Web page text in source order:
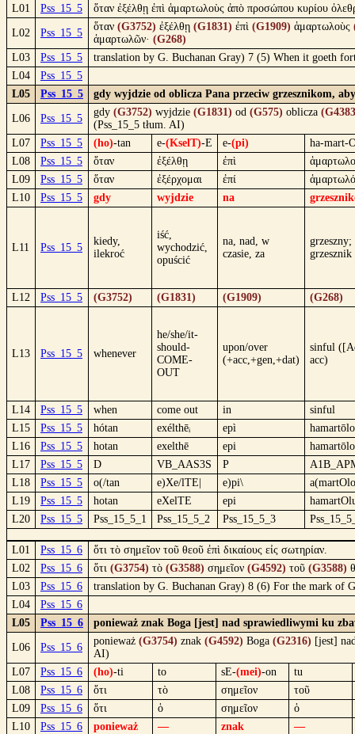
L01 Pss_15_5 ὅταν ἐξέλθῃ ἐπὶ ἁμαρτωλοὺς ἀπὸ προσώπου κυρίου
L02 Pss_15_5
ὅταν (G3752) ἐξέλθῃ (G1831) ἐπὶ (G1909) ἁμαρτωλοὺς
ἁμαρτωλῶν· (G268)
L03
Pss_15_5
translation by G. Buchanan Gray) 7 (5) When it goeth
L04
Pss_15_5
L05
Pss_15_5 gdy wyjdzie od oblicza Pana przeciw grzesznikom,
L06 Pss_15_5
gdy (G3752) wyjdzie (G1831) od (G575) oblicza
(Pss_15_5 tłum. AI)
L07
Pss_15_5 (ho)-tan e-(KselT)-E e-(pi)
ha-mart-
L08
Pss_15_5 ὅταν ἐξέλθῃ ἐπὶ
L09
Pss_15_5 ὅταν ἐξέρχομαι ἐπί
L10
Pss_15_5 gdy wyjdzie na
L11 Pss_15_5
kiedy,
ilekroć
iść,
wychodzić,
opuścić
na, nad, w
czasie, za
grzeszny;
grzesznik
L12 Pss_15_5 (G3752) (G1831) (G1909) (G268)
L13 Pss_15_5 whenever
he/she/it-
should-
COME-
OUT
upon/over
(+acc,+gen,+dat)
sinful
acc)
L14 Pss_15_5 when come out in
sinful
L15
Pss_15_5 hótan exélthēᵢ epì
L16
Pss_15_5 hotan exelthē epi
L17
Pss_15_5 D VB_AAS3S P
L18
Pss_15_5 o(/tan e)Xe/lTE| e)pi\
L19
Pss_15_5 hotan eXelTE epi
L20
Pss_15_5 Pss_15_5_1 Pss_15_5_2 Pss_15_5_3
L01 Pss_15_6
ὅτι τὸ σημεῖον τοῦ θεοῦ ἐπὶ δικαίους εἰς σωτηρίαν.
L02
Pss_15_6 ὅτι (G3754) τὸ (G3588) σημεῖον (G4592) τοῦ (G3588)
L03
Pss_15_6
translation by G. Buchanan Gray) 8 (6) For the mark of
L04
Pss_15_6
L05
Pss_15_6 ponieważ znak Boga [jest] nad sprawiedliwymi ku
L06 Pss_15_6
ponieważ (G3754) znak (G4592) Boga (G2316) [jest]
AI)
L07
Pss_15_6 (ho)-ti to sE-(mei)-on
tu
L08
Pss_15_6 ὅτι τὸ σημεῖον
τοῦ
L09
Pss_15_6 ὅτι ὁ σημεῖον
ὁ
L10
Pss_15_6 ponieważ — znak —